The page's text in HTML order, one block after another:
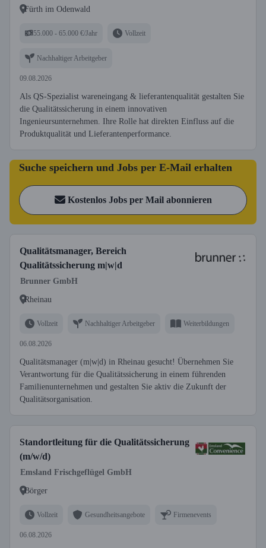
Fürth im Odenwald
55.000 - 65.000 €/Jahr Vollzeit
Nachhaltiger Arbeitgeber
09.08.2026
Als QS-Spezialist wareneingang & lieferantenqualität gestalten Sie
die Qualitätssicherung in einem innovativen
Ingenieursunternehmen. Ihre Rolle hat direkten Einfluss auf die
Produktqualität und Lieferantenperformance.
Suche speichern und Jobs per E-Mail erhalten
Kostenlos Jobs per Mail abonnieren
Qualitätsmanager, Bereich
Qualitätssicherung m|w|d
Brunner GmbH
Rheinau
Vollzeit Nachhaltiger Arbeitgeber Weiterbildungen
06.08.2026
Qualitätsmanager (m|w|d) in Rheinau gesucht! Übernehmen Sie
Verantwortung für die Qualitätssicherung in einem führenden
Familienunternehmen und gestalten Sie aktiv die Zukunft der
Qualitätsorganisation.
Standortleitung für die Qualitätssicherung
(m/w/d)
Emsland Frischgeflügel GmbH
Börger
Vollzeit Gesundheitsangebote Firmenevents
06.08.2026